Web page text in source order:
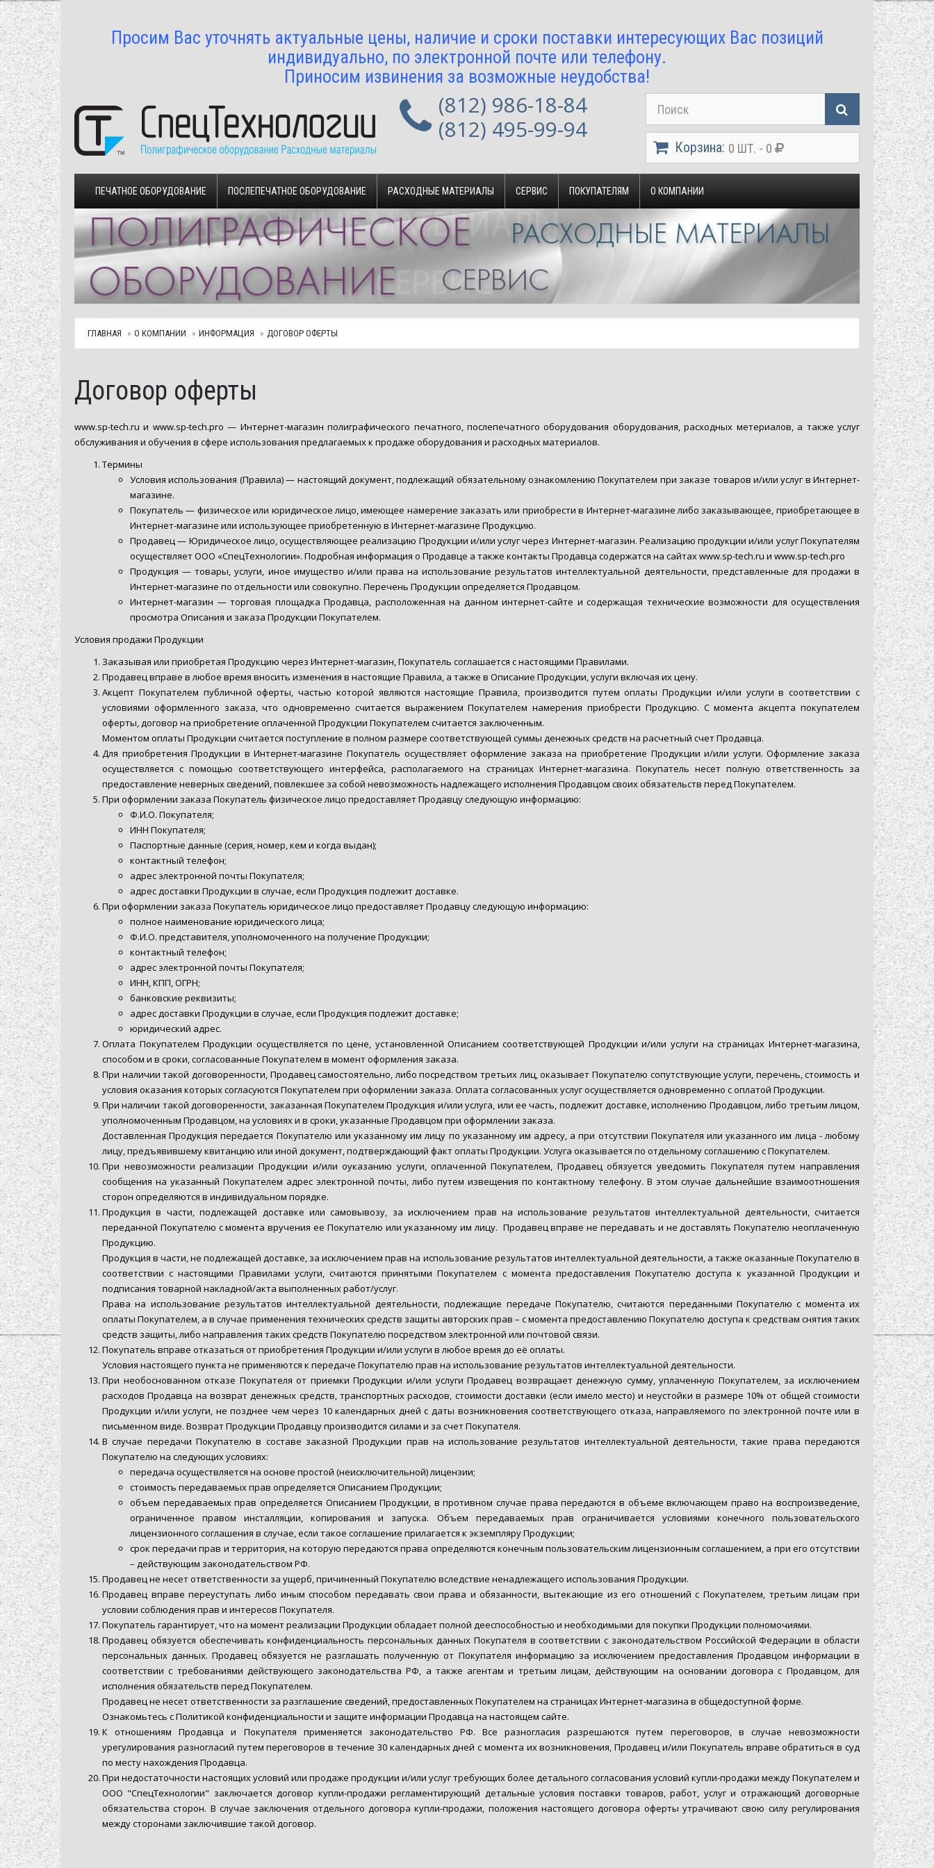
Просим Вас уточнять актуальные цены, наличие и сроки поставки интересующих Вас позиций
индивидуально, по электронной почте или телефону.
Приносим извинения за возможные неудобства!
(812) 986-18-84
(812) 495-99-94
Корзина: 0 ШТ. - 0
ПЕЧАТНОЕ ОБОРУДОВАНИЕ ПОСЛЕПЕЧАТНОЕ ОБОРУДОВАНИЕ РАСХОДНЫЕ МАТЕРИАЛЫ СЕРВИС ПОКУПАТЕЛЯМ О КОМПАНИИ
ГЛАВНАЯ О КОМПАНИИ ИНФОРМАЦИЯ ДОГОВОР ОФЕРТЫ
Договор оферты
www.sp-tech.ru и www.sp-tech.pro — Интернет-магазин полиграфического печатного, послепечатного оборудования оборудования, расходных метериалов, а также услуг
обслуживания и обучения в сфере использования предлагаемых к продаже оборудования и расходных материалов.
Термины
Условия использования (Правила) — настоящий документ, подлежащий обязательному ознакомлению Покупателем при заказе товаров и/или услуг в Интернет-
магазине.
Покупатель — физическое или юридическое лицо, имеющее намерение заказать или приобрести в Интернет-магазине либо заказывающее, приобретающее в
Интернет-магазине или использующее приобретенную в Интернет-магазине Продукцию.
Продавец — Юридическое лицо, осуществляющее реализацию Продукции и/или услуг через Интернет-магазин. Реализацию продукции и/или услуг Покупателям
осуществляет ООО «СпецТехнологии». Подробная информация о Продавце а также контакты Продавца содержатся на сайтах www.sp-tech.ru и www.sp-tech.pro
Продукция — товары, услуги, иное имущество и/или права на использование результатов интеллектуальной деятельности, представленные для продажи в
Интернет-магазине по отдельности или совокупно. Перечень Продукции определяется Продавцом.
Интернет-магазин — торговая площадка Продавца, расположенная на данном интернет-сайте и содержащая технические возможности для осуществления
просмотра Описания и заказа Продукции Покупателем.
Условия продажи Продукции
Заказывая или приобретая Продукцию через Интернет-магазин, Покупатель соглашается с настоящими Правилами.
Продавец вправе в любое время вносить изменения в настоящие Правила, а также в Описание Продукции, услуги включая их цену.
Акцепт Покупателем публичной оферты, частью которой являются настоящие Правила, производится путем оплаты Продукции и/или услуги в соответствии с
условиями оформленного заказа, что одновременно считается выражением Покупателем намерения приобрести Продукцию. С момента акцепта покупателем
оферты, договор на приобретение оплаченной Продукции Покупателем считается заключенным.
Моментом оплаты Продукции считается поступление в полном размере соответствующей суммы денежных средств на расчетный счет Продавца.
Для приобретения Продукции в Интернет-магазине Покупатель осуществляет оформление заказа на приобретение Продукции и/или услуги. Оформление заказа
осуществляется с помощью соответствующего интерфейса, располагаемого на страницах Интернет-магазина. Покупатель несет полную ответственность за
предоставление неверных сведений, повлекшее за собой невозможность надлежащего исполнения Продавцом своих обязательств перед Покупателем.
При оформлении заказа Покупатель физическое лицо предоставляет Продавцу следующую информацию:
Ф.И.О. Покупателя;
ИНН Покупателя;
Паспортные данные (серия, номер, кем и когда выдан);
контактный телефон;
адрес электронной почты Покупателя;
адрес доставки Продукции в случае, если Продукция подлежит доставке.
При оформлении заказа Покупатель юридическое лицо предоставляет Продавцу следующую информацию:
полное наименование юридического лица;
Ф.И.О. представителя, уполномоченного на получение Продукции;
контактный телефон;
адрес электронной почты Покупателя;
ИНН, КПП, ОГРН;
банковские реквизиты;
адрес доставки Продукции в случае, если Продукция подлежит доставке;
юридический адрес.
Оплата Покупателем Продукции осуществляется по цене, установленной Описанием соответствующей Продукции и/или услуги на страницах Интернет-магазина,
способом и в сроки, согласованные Покупателем в момент оформления заказа.
При наличии такой договоренности, Продавец самостоятельно, либо посредством третьих лиц, оказывает Покупателю сопутствующие услуги, перечень, стоимость и
условия оказания которых согласуются Покупателем при оформлении заказа. Оплата согласованных услуг осуществляется одновременно с оплатой Продукции.
При наличии такой договоренности, заказанная Покупателем Продукция и/или услуга, или ее часть, подлежит доставке, исполнению Продавцом, либо третьим лицом,
уполномоченным Продавцом, на условиях и в сроки, указанные Продавцом при оформлении заказа.
Доставленная Продукция передается Покупателю или указанному им лицу по указанному им адресу, а при отсутствии Покупателя или указанного им лица - любому
лицу, предъявившему квитанцию или иной документ, подтверждающий факт оплаты Продукции. Услуга оказывается по отдельному соглашению с Покупателем.
При невозможности реализации Продукции и/или оуказанию услуги, оплаченной Покупателем, Продавец обязуется уведомить Покупателя путем направления
сообщения на указанный Покупателем адрес электронной почты, либо путем извещения по контактному телефону. В этом случае дальнейшие взаимоотношения
сторон определяются в индивидуальном порядке.
Продукция в части, подлежащей доставке или самовывозу, за исключением прав на использование результатов интеллектуальной деятельности, считается
переданной Покупателю с момента вручения ее Покупателю или указанному им лицу. Продавец вправе не передавать и не доставлять Покупателю неоплаченную
Продукцию.
Продукция в части, не подлежащей доставке, за исключением прав на использование результатов интеллектуальной деятельности, а также оказанные Покупателю в
соответствии с настоящими Правилами услуги, считаются принятыми Покупателем с момента предоставления Покупателю доступа к указанной Продукции и
подписания товарной накладной/акта выполненных работ/услуг.
Права на использование результатов интеллектуальной деятельности, подлежащие передаче Покупателю, считаются переданными Покупателю с момента их
оплаты Покупателем, а в случае применения технических средств защиты авторских прав – с момента предоставлению Покупателю доступа к средствам снятия таких
средств защиты, либо направления таких средств Покупателю посредством электронной или почтовой связи.
Покупатель вправе отказаться от приобретения Продукции и/или услуги в любое время до её оплаты.
Условия настоящего пункта не применяются к передаче Покупателю прав на использование результатов интеллектуальной деятельности.
При необоснованном отказе Покупателя от приемки Продукции и/или услуги Продавец возвращает денежную сумму, уплаченную Покупателем, за исключением
расходов Продавца на возврат денежных средств, транспортных расходов, стоимости доставки (если имело место) и неустойки в размере 10% от общей стоимости
Продукции и/или услуги, не позднее чем через 10 календарных дней с даты возникновения соответствующего отказа, направляемого по электронной почте или в
письменном виде. Возврат Продукции Продавцу производится силами и за счет Покупателя.
В случае передачи Покупателю в составе заказной Продукции прав на использование результатов интеллектуальной деятельности, такие права передаются
Покупателю на следующих условиях:
передача осуществляется на основе простой (неисключительной) лицензии;
стоимость передаваемых прав определяется Описанием Продукции;
объем передаваемых прав определяется Описанием Продукции, в противном случае права передаются в объеме включающем право на воспроизведение,
ограниченное правом инсталляции, копирования и запуска. Объем передаваемых прав ограничивается условиями конечного пользовательского
лицензионного соглашения в случае, если такое соглашение прилагается к экземпляру Продукции;
срок передачи прав и территория, на которую передаются права определяются конечным пользовательским лицензионным соглашением, а при его отсутствии
– действующим законодательством РФ.
Продавец не несет ответственности за ущерб, причиненный Покупателю вследствие ненадлежащего использования Продукции.
Продавец вправе переуступать либо иным способом передавать свои права и обязанности, вытекающие из его отношений с Покупателем, третьим лицам при
условии соблюдения прав и интересов Покупателя.
Покупатель гарантирует, что на момент реализации Продукции обладает полной дееспособностью и необходимыми для покупки Продукции полномочиями.
Продавец обязуется обеспечивать конфиденциальность персональных данных Покупателя в соответствии с законодательством Российской Федерации в области
персональных данных. Продавец обязуется не разглашать полученную от Покупателя информацию за исключением предоставления Продавцом информации в
соответствии с требованиями действующего законодательства РФ, а также агентам и третьим лицам, действующим на основании договора с Продавцом, для
исполнения обязательств перед Покупателем.
Продавец не несет ответственности за разглашение сведений, предоставленных Покупателем на страницах Интернет-магазина в общедоступной форме.
Ознакомьтесь с Политикой конфиденциальности и защите информации Продавца на настоящем сайте.
К отношениям Продавца и Покупателя применяется законодательство РФ. Все разногласия разрешаются путем переговоров, в случае невозможности
урегулирования разногласий путем переговоров в течение 30 календарных дней с момента их возникновения, Продавец и/или Покупатель вправе обратиться в суд
по месту нахождения Продавца.
При недостаточности настоящих условий или продаже продукции и/или услуг требующих более детального согласования условий купли-продажи между Покупателем и
ООО "СпецТехнологии" заключается договор купли-продажи регламентирующий детальные условия поставки товаров, работ, услуг и отражающий договорные
обязательства сторон. В случае заключения отдельного договора купли-продажи, положения настоящего договора оферты утрачивают свою силу регулирования
между сторонами заключившие такой договор.